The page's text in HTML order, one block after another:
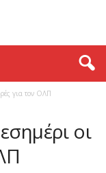
για τον ΟΛΠ
οι